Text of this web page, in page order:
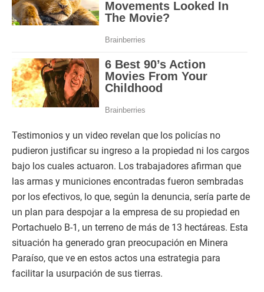
Testimonios y un video revelan que los policías no
pudieron justificar su ingreso a la propiedad ni los cargos
bajo los cuales actuaron. Los trabajadores afirman que
las armas y municiones encontradas fueron sembradas
por los efectivos, lo que, según la denuncia, sería parte de
un plan para despojar a la empresa de su propiedad en
Portachuelo B-1, un terreno de más de 13 hectáreas. Esta
situación ha generado gran preocupación en Minera
Paraíso, que ve en estos actos una estrategia para
facilitar la usurpación de sus tierras.